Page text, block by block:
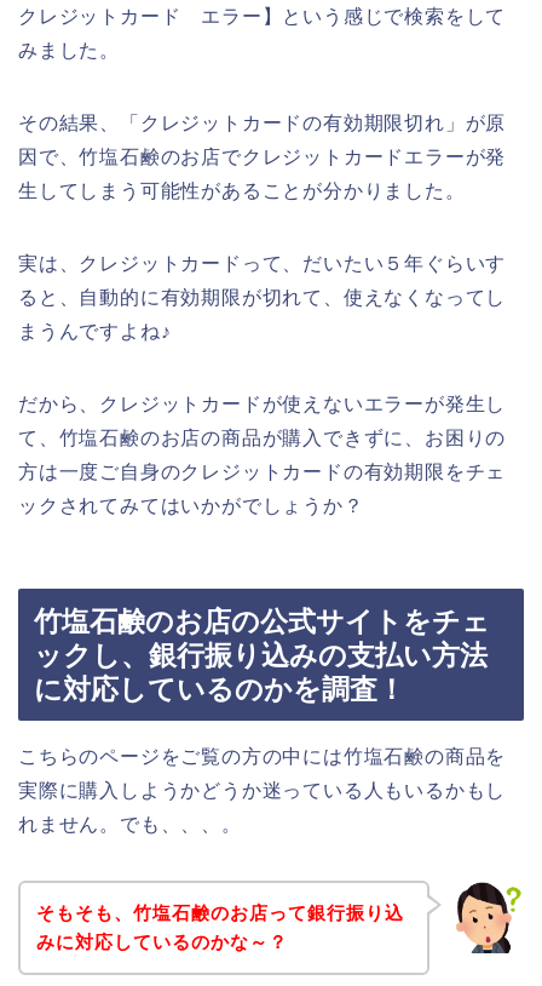
クレジットカード エラー】という感じで検索をして
みました。
その結果、「クレジットカードの有効期限切れ」が原
因で、竹塩石鹸のお店でクレジットカードエラーが発
生してしまう可能性があることが分かりました。
実は、クレジットカードって、だいたい５年ぐらいす
ると、自動的に有効期限が切れて、使えなくなってし
まうんですよね♪
だから、クレジットカードが使えないエラーが発生し
て、竹塩石鹸のお店の商品が購入できずに、お困りの
方は一度ご自身のクレジットカードの有効期限をチェ
ックされてみてはいかがでしょうか？
竹塩石鹸のお店の公式サイトをチェ
ックし、銀行振り込みの支払い方法
に対応しているのかを調査！
こちらのページをご覧の方の中には竹塩石鹸の商品を
実際に購入しようかどうか迷っている人もいるかもし
れません。でも、、、。
そもそも、竹塩石鹸のお店って銀行振り込
みに対応しているのかな～？